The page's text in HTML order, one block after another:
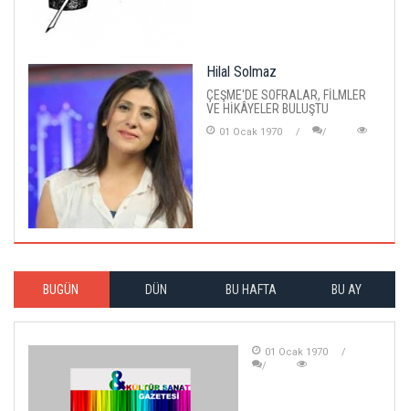
Hilal Solmaz
ÇEŞME'DE SOFRALAR, FİLMLER
VE HİKÂYELER BULUŞTU
01 Ocak 1970
BUGÜN DÜN BU HAFTA BU AY
01 Ocak 1970